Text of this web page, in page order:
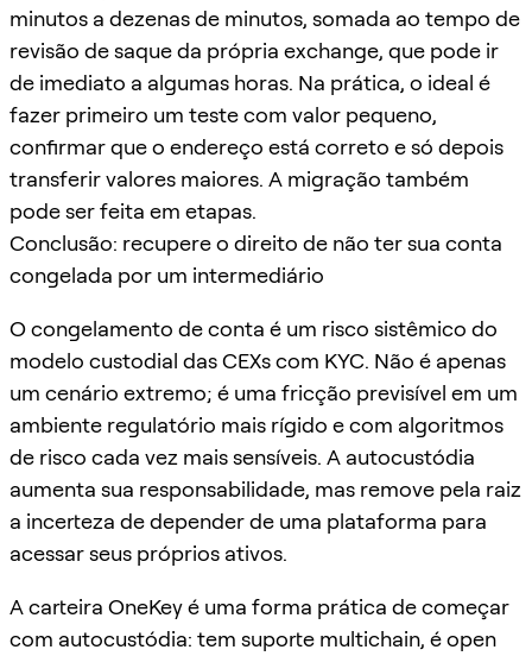
minutos a dezenas de minutos, somada ao tempo de
revisão de saque da própria exchange, que pode ir
de imediato a algumas horas. Na prática, o ideal é
fazer primeiro um teste com valor pequeno,
confirmar que o endereço está correto e só depois
transferir valores maiores. A migração também
pode ser feita em etapas.
Conclusão: recupere o direito de não ter sua conta
congelada por um intermediário
O congelamento de conta é um risco sistêmico do
modelo custodial das CEXs com KYC. Não é apenas
um cenário extremo; é uma fricção previsível em um
ambiente regulatório mais rígido e com algoritmos
de risco cada vez mais sensíveis. A autocustódia
aumenta sua responsabilidade, mas remove pela raiz
a incerteza de depender de uma plataforma para
acessar seus próprios ativos.
A carteira OneKey é uma forma prática de começar
com autocustódia: tem suporte multichain, é open